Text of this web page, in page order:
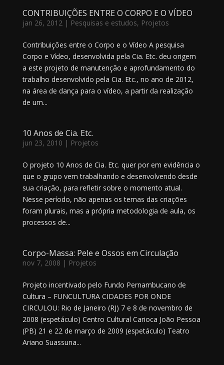
CONTRIBUIÇÕES ENTRE O CORPO E O VÍDEO
jan 26, 2012| Pesquisas e estudos, Projetos
Contribuições entre o Corpo e o Vídeo A pesquisa
Corpo e Vídeo, desenvolvida pela Cia. Etc. deu origem
a este projeto de manutenção e aprofundamento do
trabalho desenvolvido pela Cia. Etc., no ano de 2012,
na área de dança para o vídeo, a partir da realização
de um...
10 Anos de Cia. Etc.
jun 23, 2010 | Projetos
O projeto 10 Anos de Cia. Etc. quer por em evidência o
que o grupo vem trabalhando e desenvolvendo desde
sua criação, para refletir sobre o momento atual.
Nesse período, não apenas os temas das criações
foram plurais, mas a própria metodologia de aula, os
processos de...
Corpo-Massa: Pele e Ossos em Circulação
nov 7, 2008 | Projetos
Projeto incentivado pelo Fundo Pernambucano de
Cultura – FUNCULTURA CIDADES POR ONDE
CIRCULOU: Rio de Janeiro (RJ) 7 e 8 de novembro de
2008 (espetáculo) Centro Cultural Carioca João Pessoa
(PB) 21 e 22 de março de 2009 (espetáculo) Teatro
Ariano Suassuna...